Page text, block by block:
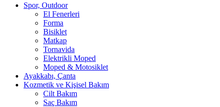
Spor, Outdoor
El Fenerleri
Forma
Bisiklet
Matkap
Tornavida
Elektrikli Moped
Moped & Motosiklet
Ayakkabı, Çanta
Kozmetik ve Kişisel Bakım
Cilt Bakım
Saç Bakım